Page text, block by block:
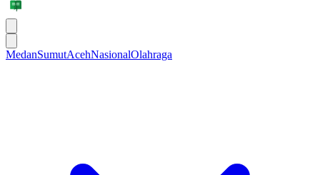
MedanSumutAcehNasionalOlahraga